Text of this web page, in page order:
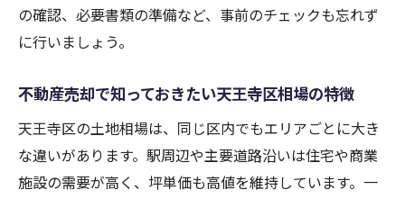
の確認、必要書類の準備など、事前のチェックも忘れず
に行いましょう。
不動産売却で知っておきたい天王寺区相場の特徴
天王寺区の土地相場は、同じ区内でもエリアごとに大き
な違いがあります。駅周辺や主要道路沿いは住宅や商業
施設の需要が高く、坪単価も高値を維持しています。一